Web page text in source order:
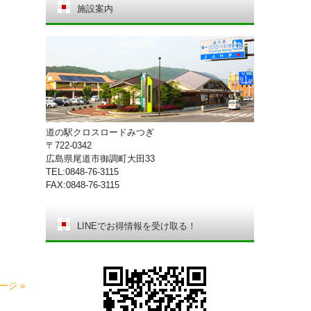
ジ »
施設案内
道の駅クロスロードみつぎ
〒722-0342
広島県尾道市御調町大田33
TEL:0848-76-3115
FAX:0848-76-3115
LINEでお得情報を受け取る！